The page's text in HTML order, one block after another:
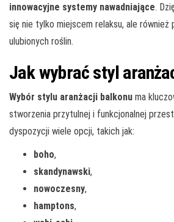
innowacyjne systemy nawadniające.
się nie tylko miejscem relaksu, ale
ulubionych roślin.
Jak wybrać styl
Wybór stylu aranżacji balkonu ma
stworzenia przytulnej i funkcjonalnej
dyspozycji wiele opcji, takich jak:
boho,
skandynawski,
nowoczesny,
hamptons,